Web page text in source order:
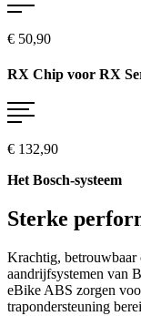
€ 50,90
RX Chip voor RX
€ 132,90
Het Bosch-systeem
Sterke
Krachtig, betrouwbaar
aandrijfsystemen van
eBike ABS zorgen
trapondersteuning